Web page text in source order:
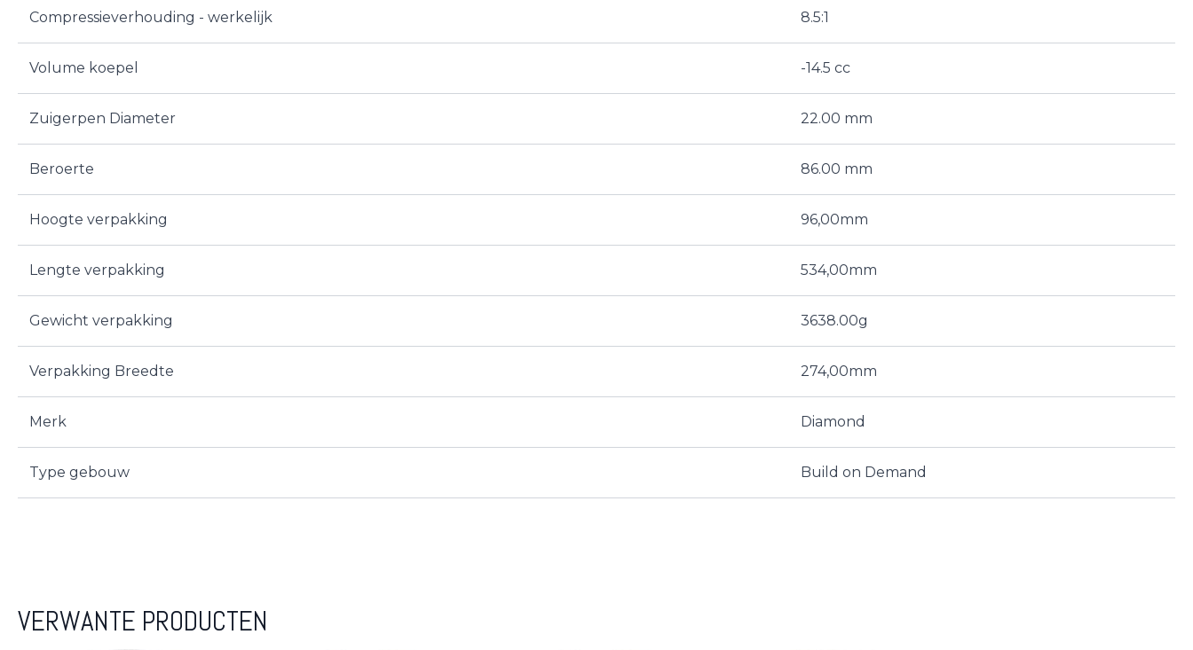
Compressieverhouding - werkelijk 8.5:1
Volume koepel -14.5 cc
Zuigerpen Diameter 22.00 mm
Beroerte 86.00 mm
Hoogte verpakking 96,00mm
Lengte verpakking 534,00mm
Gewicht verpakking 3638.00g
Verpakking Breedte 274,00mm
Merk Diamond
Type gebouw Build on Demand
VERWANTE PRODUCTEN